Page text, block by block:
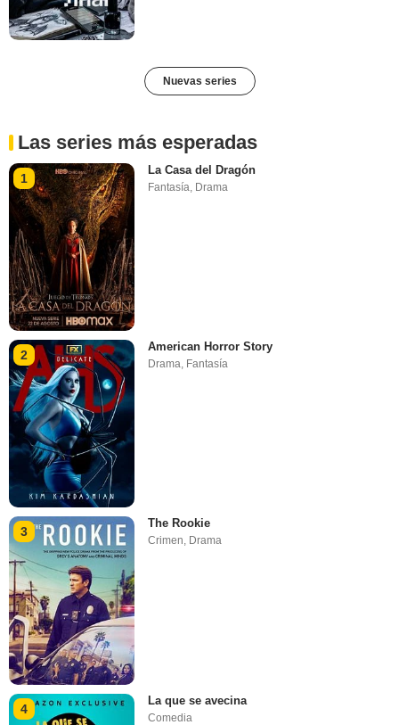
Nuevas series
Las series más esperadas
1
La Casa del Dragón
Fantasía Drama
2
American Horror Story
Drama, Fantasía
3
The Rookie
Crimen, Drama
4
La que se avecina
Comedia